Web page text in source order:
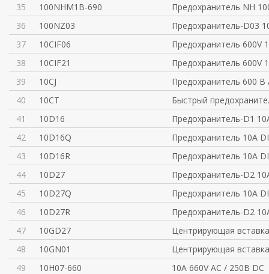
35
100NHM1B-690
Предохранитель NH
36
100NZ03
Предохранитель-D03
37
10CIF06
Предохранитель 600V
38
10CIF21
Предохранитель 600V
39
10CJ
Предохранитель 600
40
10CT
Быстрый
41
10D16
Предохранитель-D1
42
10D16Q
Предохранитель 10A
43
10D16R
Предохранитель 10A
44
10D27
Предохранитель-D2
45
10D27Q
Предохранитель 10A
46
10D27R
Предохранитель-D2
47
10GD27
Центрирующая
48
10GN01
Центрирующая
49
10H07-660
10А 660V AC / 250В DC